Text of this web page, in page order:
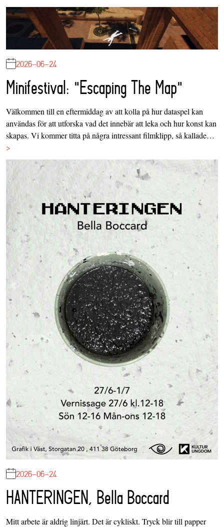
2026-06-24
Minifestival: "Escaping The Map"
Välkommen till en eftermiddag av att kolla på hur dataspel kan
användas för att utforska vad det innebär att leka och hur konst kan
skapas. Vi kommer titta på några intressant filmklipp, så kallade…
>
2026-06-24
HANTERINGEN, Bella Boccard
Mitt arbete är aldrig linjärt. Det är cykliskt. Tryck blir till papper